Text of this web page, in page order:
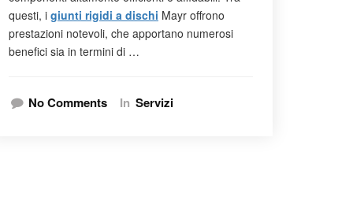
questi, i giunti rigidi a dischi Mayr offrono
prestazioni notevoli, che apportano numerosi
benefici sia in termini di …
No Comments In Servizi